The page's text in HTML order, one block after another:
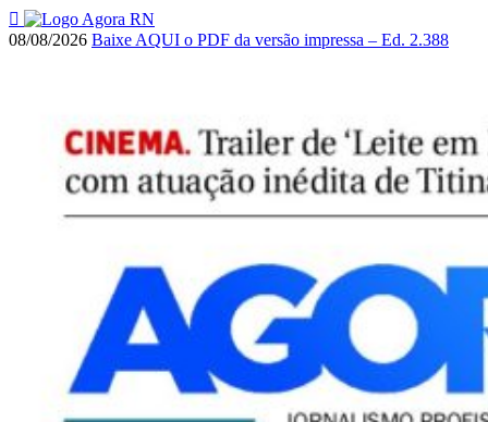
08/08/2026 Baixe AQUI o PDF da versão impressa – Ed. 2.388